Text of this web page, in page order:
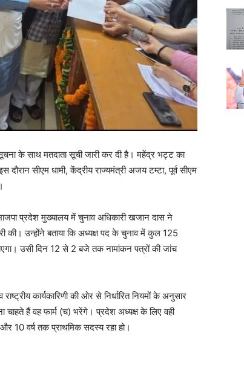
के साथ मतदाता सूची जारी कर दी है। महेंद्र भट्ट का
सीएम धामी, केंद्रीय राज्यमंत्री अजय टम्टा, पूर्व सीएम
प्रदेश मुख्यालय में चुनाव अधिकारी खजान दास ने
की। उन्होंने बताया कि अध्यक्ष पद के चुनाव में कुल 125
उसी दिन 12 से 2 बजे तक नामांकन पत्रों की जांच
कार्यकारिणी की ओर से निर्धारित नियमों के अनुसार
चाहते हैं वह फार्म (च) भरेंगे। प्रदेश अध्यक्ष के लिए वही
10 वर्ष तक प्राथमिक सदस्य रहा हो।